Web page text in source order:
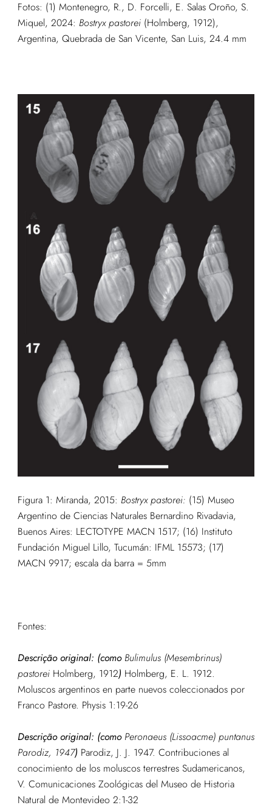
Fotos: (1) Montenegro, R., D. Forcelli, E. Salas Oroño, S.
Miquel, 2024: Bostryx pastorei(Holmberg, 1912),
Argentina, Quebrada de San Vicente, San Luis, 24.4 mm
Figura 1: Miranda, 2015: Bostryx pastorei: (15) Museo
Argentino de Ciencias Naturales Bernardino Rivadavia,
Buenos Aires: LECTOTYPE MACN 1517; (16) Instituto
Fundación Miguel Lillo, Tucumán: IFML 15573; (17)
MACN 9917; escala da barra = 5mm
Fontes:
Descrição original: (como Bulimulus (Mesembrinus)
pastorei Holmberg, 1912) Holmberg, E. L. 1912.
Moluscos argentinos en parte nuevos coleccionados por
Franco Pastore. Physis 1:19-26
Descrição original: (como Peronaeus (Lissoacme) puntanus
Parodiz, 1947) Parodiz, J. J. 1947. Contribuciones al
conocimiento de los moluscos terrestres Sudamericanos,
V. Comunicaciones Zoológicas del Museo de Historia
Natural de Montevideo 2:1-32